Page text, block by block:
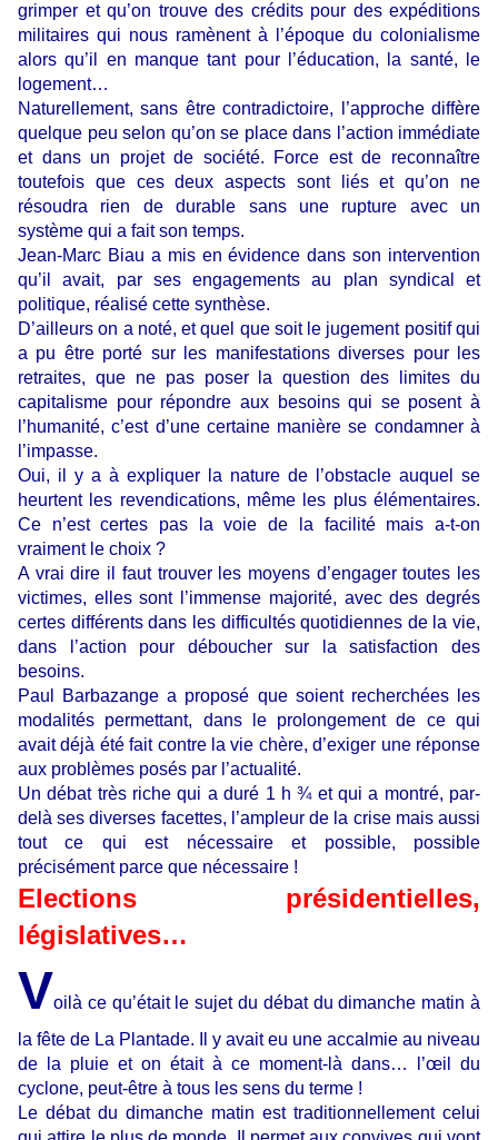
grimper et qu’on trouve des crédits pour des expéditions
militaires qui nous ramènent à l’époque du colonialisme
alors qu’il en manque tant pour l’éducation, la santé, le
logement…
Naturellement, sans être contradictoire, l’approche diffère
quelque peu selon qu’on se place dans l’action immédiate
et dans un projet de société. Force est de reconnaître
toutefois que ces deux aspects sont liés et qu’on ne
résoudra rien de durable sans une rupture avec un
système qui a fait son temps.
Jean-Marc Biau a mis en évidence dans son intervention
qu’il avait, par ses engagements au plan syndical et
politique, réalisé cette synthèse.
D’ailleurs on a noté, et quel que soit le jugement positif qui
a pu être porté sur les manifestations diverses pour les
retraites, que ne pas poser la question des limites du
capitalisme pour répondre aux besoins qui se posent à
l’humanité, c’est d’une certaine manière se condamner à
l’impasse.
Oui, il y a à expliquer la nature de l’obstacle auquel se
heurtent les revendications, même les plus élémentaires.
Ce n’est certes pas la voie de la facilité mais a-t-on
vraiment le choix ?
A vrai dire il faut trouver les moyens d’engager toutes les
victimes, elles sont l’immense majorité, avec des degrés
certes différents dans les difficultés quotidiennes de la vie,
dans l’action pour déboucher sur la satisfaction des
besoins.
Paul Barbazange a proposé que soient recherchées les
modalités permettant, dans le prolongement de ce qui
avait déjà été fait contre la vie chère, d’exiger une réponse
aux problèmes posés par l’actualité.
Un débat très riche qui a duré 1 h ¾ et qui a montré, par-
delà ses diverses facettes, l’ampleur de la crise mais aussi
tout ce qui est nécessaire et possible, possible
précisément parce que nécessaire !
Elections présidentielles,
législatives…
Voilà ce qu’était le sujet du débat du dimanche matin à
la fête de La Plantade. Il y avait eu une accalmie au niveau
de la pluie et on était à ce moment-là dans… l’œil du
cyclone, peut-être à tous les sens du terme !
Le débat du dimanche matin est traditionnellement celui